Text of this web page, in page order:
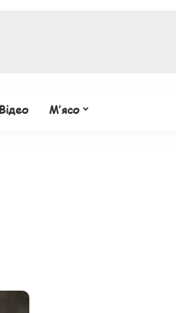
Відео М’ясо